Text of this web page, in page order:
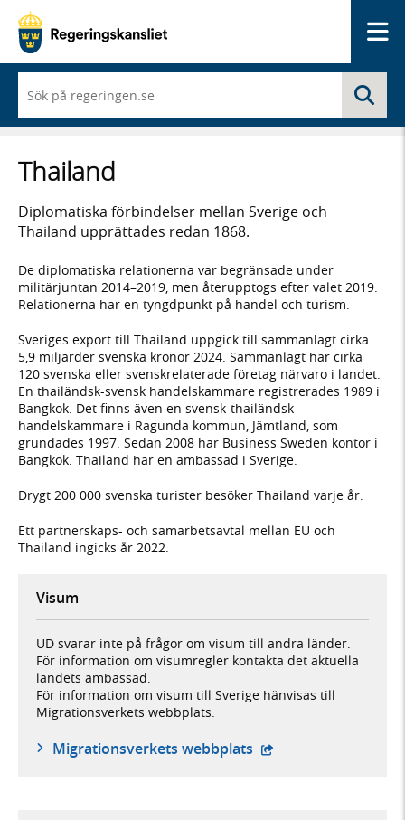
du
börjar
skriva
framträder
en
med
sökförslag
Thailand
Diplomatiska förbindelser mellan Sverige och
Thailand upprättades redan 1868.
De diplomatiska relationerna var begränsade under
militärjuntan 2014–2019, men återupptogs efter valet 2019.
Relationerna har en tyngdpunkt på handel och turism.
Sveriges export till Thailand uppgick till sammanlagt cirka
5,9 miljarder svenska kronor 2024. Sammanlagt har cirka
120 svenska eller svenskrelaterade företag närvaro i landet.
En thailändsk-svensk handelskammare registrerades 1989 i
Bangkok. Det finns även en svensk-thailändsk
handelskammare i Ragunda kommun, Jämtland, som
grundades 1997. Sedan 2008 har Business Sweden kontor i
Bangkok. Thailand har en ambassad i Sverige.
Drygt 200 000 svenska turister besöker Thailand varje år.
Ett partnerskaps- och samarbetsavtal mellan EU och
Thailand ingicks år 2022.
Visum
UD svarar inte på frågor om visum till andra länder.
För information om visumregler kontakta det aktuella
landets ambassad.
För information om visum till Sverige hänvisas till
Migrationsverkets webbplats.
Migrationsverkets webbplats - öppnas i ny flik,